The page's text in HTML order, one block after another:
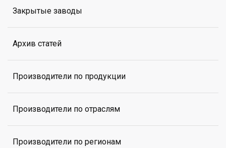
Закрытые заводы
Архив статей
Производители по продукции
Производители по отраслям
Производители по регионам